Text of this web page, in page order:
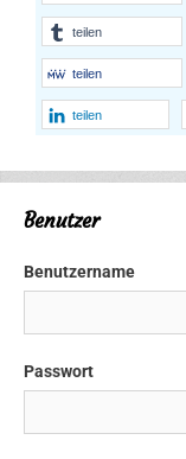
teilen
teilen
teilen
Benutzer
Benutzername
Passwort